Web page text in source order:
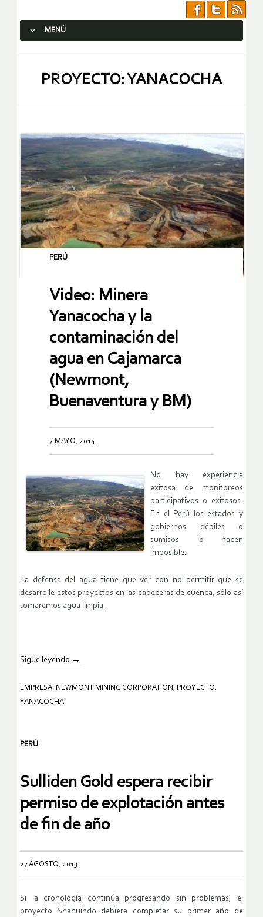
MENÚ
PROYECTO: YANACOCHA
PERÚ
Video: Minera
Yanacocha y la
contaminación del
agua en Cajamarca
(Newmont,
Buenaventura y BM)
7 MAYO, 2014
No hay experiencia
exitosa de monitoreos
participativos o exitosos.
En el Perú los estados y
gobiernos débiles o
sumisos lo hacen
imposible.
La defensa del agua tiene que ver con no permitir que se
desarrolle estos proyectos en las cabeceras de cuenca, sólo así
tomaremos agua limpia.
Sigue leyendo →
EMPRESA: NEWMONT MINING CORPORATION , PROYECTO:
YANACOCHA
PERÚ
Sulliden Gold espera recibir
permiso de explotación antes
de fin de año
27 AGOSTO, 2013
Si la cronología continúa progresando sin problemas, el
proyecto Shahuindo debiera completar su primer año de